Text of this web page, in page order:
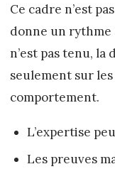
Ce cadre n’est
donne un rythme
n’est pas tenu,
seulement sur
comportement.
L’expertise
Les preuves